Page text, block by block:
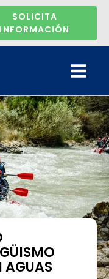
SOLICITA
INFORMACIÓN
AGUAS